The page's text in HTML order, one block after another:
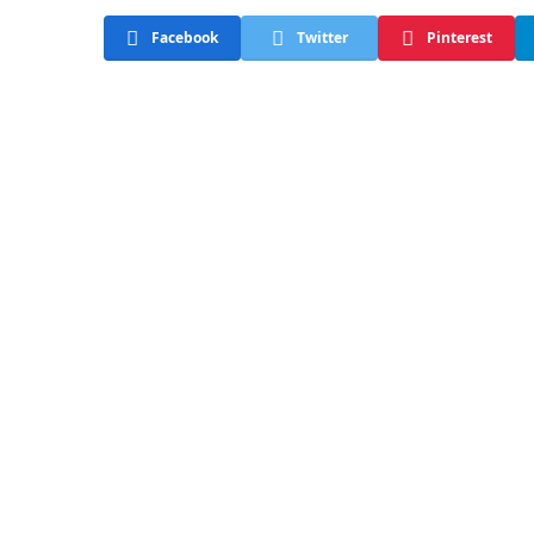
Facebook Twitter Pinterest